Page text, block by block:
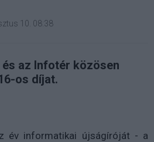
10. 08:38
és az Infotér közösen
os díjat.
év informatikai újságíróját - a